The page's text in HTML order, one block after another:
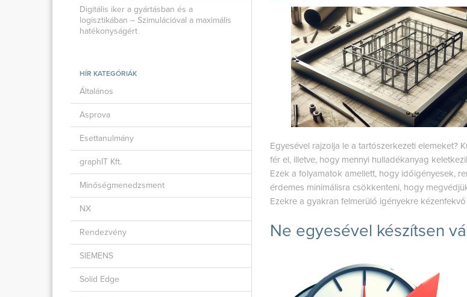
Digitális iker a gyártásban és a
logisztikában – Szimulációval a maximális
hatékonyságért
HÍR KATEGÓRIÁK
Általános
Asprova
Esettanulmány
graphIT Kft.
Minőségmenedzsment
NX
Rendezvény
SIEMENS
Solid Edge
Egyesével rajzolja le a tartószerkezeti elemeket?
fér el, illetve, hogy mennyi hulladékanyag
Ezek a folyamatok amellett, hogy időigényesek,
érdemes minimálisra csökkenteni, hogy
Ezekre a gyakran felmerülő igényekre
Ne egyesével készítsen